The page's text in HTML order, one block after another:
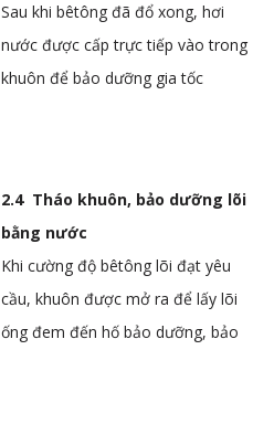
Sau khi bêtông đã đổ xong, hơi
nước được cấp trực tiếp vào trong
khuôn để bảo dưỡng gia tốc
2.4 Tháo khuôn, bảo dưỡng lõi
bằng nước
Khi cường độ bêtông lõi đạt yêu
cầu, khuôn được mở ra để lấy lõi
ống đem đến hố bảo dưỡng, bảo